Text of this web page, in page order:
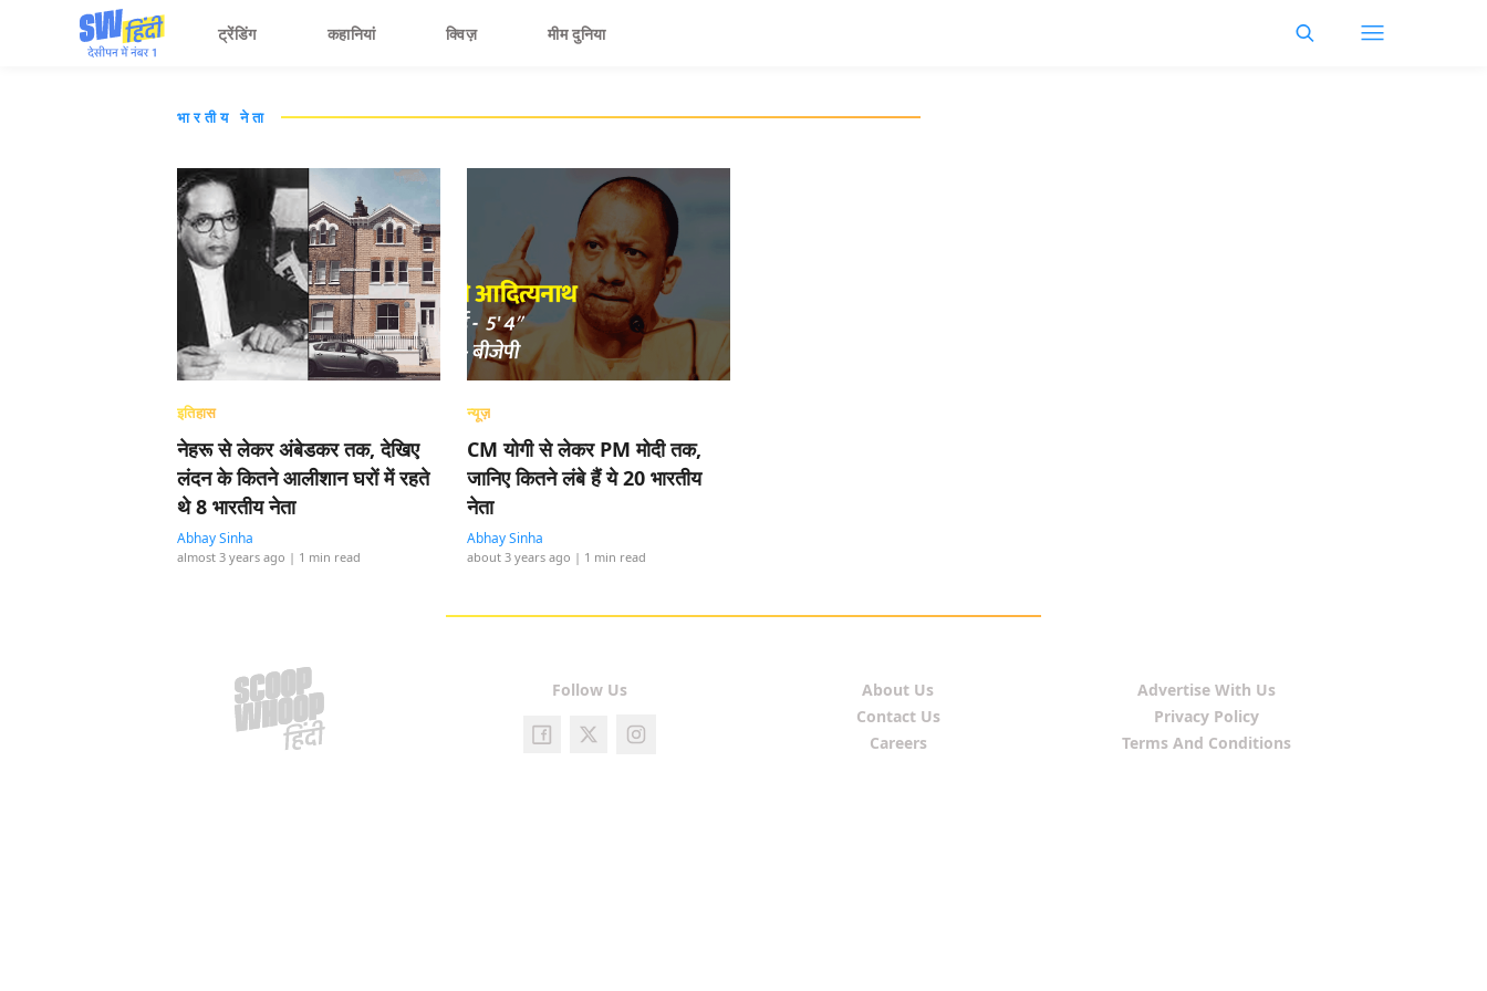
ट्रेंडिंग कहानियां क्विज़ मीम दुनिया
भारतीय नेता
इतिहास
नेहरू से लेकर अंबेडकर तक, देखिए
लंदन के कितने आलीशान घरों में रहते
थे 8 भारतीय नेता
Abhay Sinha
almost 3 years ago | 1 min read
न्यूज़
CM योगी से लेकर PM मोदी तक,
जानिए कितने लंबे हैं ये 20 भारतीय
नेता
Abhay Sinha
about 3 years ago | 1 min read
Follow Us
About Us
Contact Us
Careers
Advertise With Us
Privacy Policy
Terms And Conditions